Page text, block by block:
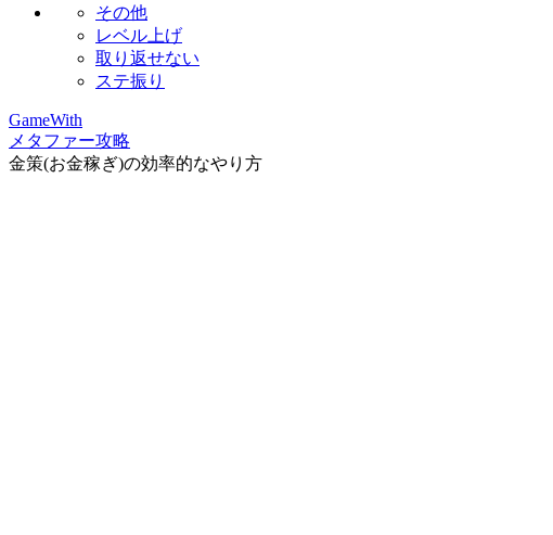
その他
レベル上げ
取り返せない
ステ振り
GameWith
メタファー攻略
金策(お金稼ぎ)の効率的なやり方